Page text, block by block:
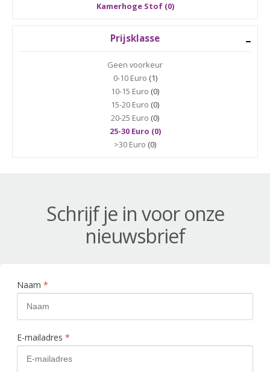
Kamerhoge Stof (0)
Prijsklasse
Geen voorkeur
0-10 Euro (1)
10-15 Euro (0)
15-20 Euro (0)
20-25 Euro (0)
25-30 Euro (0)
>30 Euro (0)
Schrijf je in voor onze
nieuwsbrief
Naam *
E-mailadres *